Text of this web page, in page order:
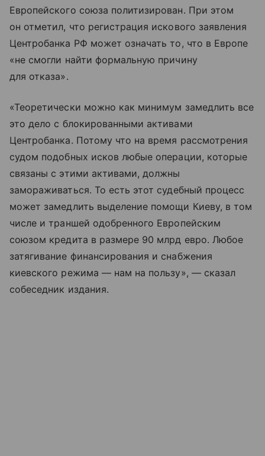
Европейского союза политизирован. При этом
он отметил, что регистрация искового заявления
Центробанка РФ может означать то, что в Европе
«не смогли найти формальную причину
для отказа».
«Теоретически можно как минимум замедлить все
это дело с блокированными активами
Центробанка. Потому что на время рассмотрения
судом подобных исков любые операции, которые
связаны с этими активами, должны
замораживаться. То есть этот судебный процесс
может замедлить выделение помощи Киеву, в том
числе и траншей одобренного Европейским
союзом кредита в размере 90 млрд евро. Любое
затягивание финансирования и снабжения
киевского режима — нам на пользу», — сказал
собеседник издания.